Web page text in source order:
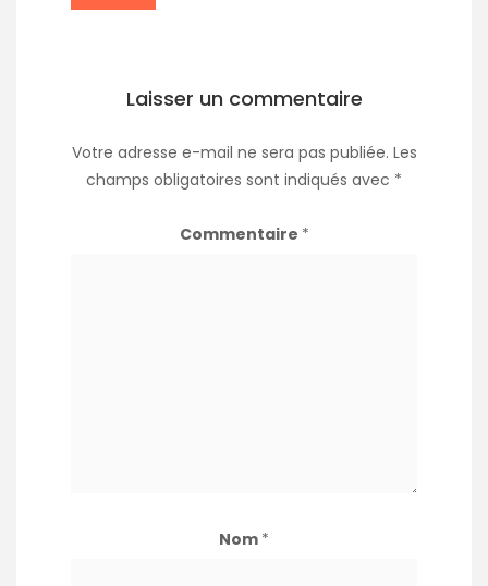
Laisser un commentaire
Votre adresse e-mail ne sera pas publiée. Les
champs obligatoires sont indiqués avec *
Commentaire *
Nom *